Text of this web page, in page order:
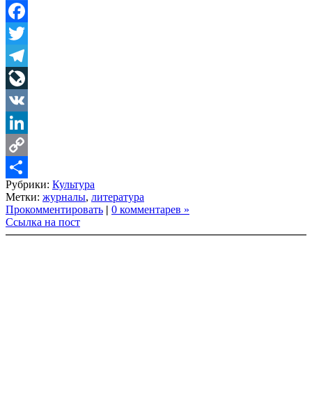
Facebook
Twitter
Telegram
LiveJournal
VK
LinkedIn
Copy
Link
Share
Рубрики: Культура
Метки: журналы, литература
Прокомментировать | 0 комментарев »
Ссылка на пост